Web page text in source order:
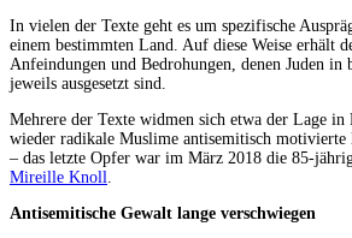
In vielen der Texte geht es um spezifische
einem bestimmten Land. Auf diese Weise erhält
Anfeindungen und Bedrohungen, denen Juden in
jeweils ausgesetzt sind.
Mehrere der Texte widmen sich etwa der Lage
wieder radikale Muslime antisemitisch motivierte
– das letzte Opfer war im März 2018 die 85-
Mireille Knoll
Antisemitische Gewalt lange verschwiegen